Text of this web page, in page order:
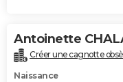
Antoinette
Créer une cagnotte
Naissance